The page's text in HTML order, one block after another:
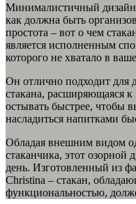
Минималистичный
как должна быть
простота – вот о чем
является исполненным
которого не хватало в
Он отлично подходит для
стакана, расширяющаяся
остывать быстрее, чтобы
насладиться напитками
Обладая внешним видом
стаканчика, этот озорной
день. Изготовленный из
Christina – стакан,
функциональностью,